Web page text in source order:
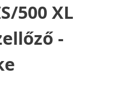
500 XL
-